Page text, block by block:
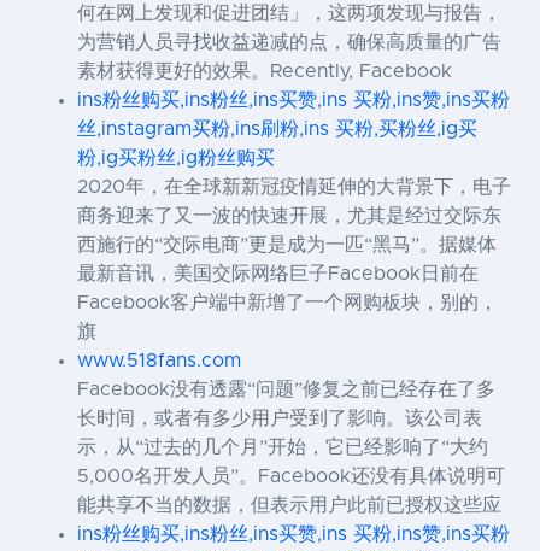
何在网上发现和促进团结」，这两项发现与报告，
为营销人员寻找收益递减的点，确保高质量的广告
素材获得更好的效果。Recently, Facebook
ins粉丝购买,ins粉丝,ins买赞,ins 买粉,ins赞,ins买粉
丝,instagram买粉,ins刷粉,ins 买粉,买粉丝,ig买
粉,ig买粉丝,ig粉丝购买
2020年，在全球新新冠疫情延伸的大背景下，电子
商务迎来了又一波的快速开展，尤其是经过交际东
西施行的“交际电商”更是成为一匹“黑马”。据媒体
最新音讯，美国交际网络巨子Facebook日前在
Facebook客户端中新增了一个网购板块，别的，
旗
www.518fans.com
Facebook没有透露“问题”修复之前已经存在了多
长时间，或者有多少用户受到了影响。该公司表
示，从“过去的几个月”开始，它已经影响了“大约
5,000名开发人员”。Facebook还没有具体说明可
能共享不当的数据，但表示用户此前已授权这些应
ins粉丝购买,ins粉丝,ins买赞,ins 买粉,ins赞,ins买粉